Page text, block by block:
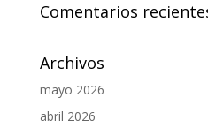
Comentarios
Archivos
mayo 2026
abril 2026